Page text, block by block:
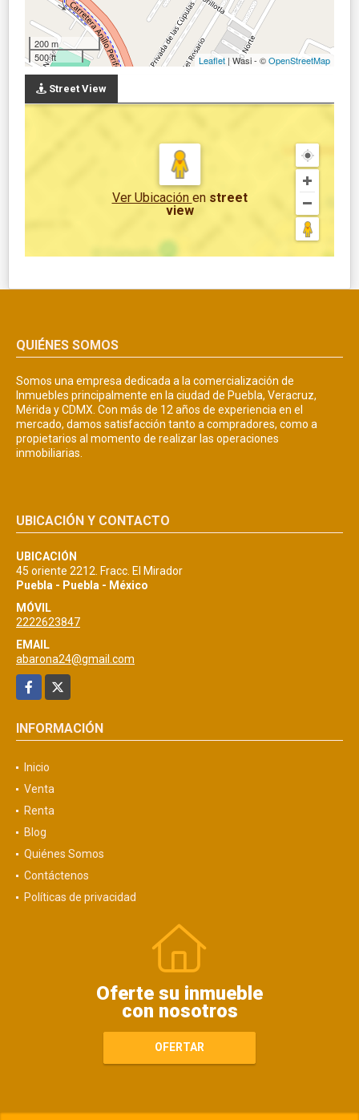
200 m
500 ft
Leaflet | Wasi - ©OpenStreetMap
Street View
Ver Ubicación en street
view
QUIÉNES SOMOS
Somos una empresa dedicada a la comercialización de
Inmuebles principalmente en la ciudad de Puebla, Veracruz,
Mérida y CDMX. Con más de 12 años de experiencia en el
mercado, damos satisfacción tanto a compradores, como a
propietarios al momento de realizar las operaciones
inmobiliarias.
UBICACIÓN Y CONTACTO
UBICACIÓN
45 oriente 2212. Fracc. El Mirador
Puebla - Puebla - México
MÓVIL
2222623847
EMAIL
abarona24@gmail.com
Facebook
INFORMACIÓN
Inicio
Venta
Renta
Blog
Quiénes Somos
Contáctenos
Políticas de privacidad
Oferte su inmueble
con nosotros
OFERTAR